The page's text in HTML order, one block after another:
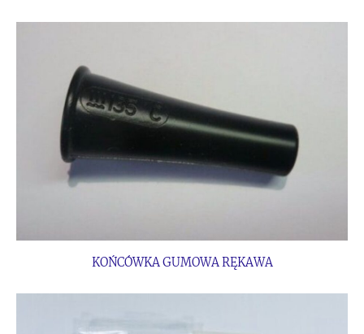
KOŃCÓWKA GUMOWA RĘKAWA